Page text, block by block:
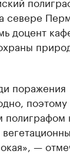
севере
доцент
поражения
поэтому
полиграфом
—